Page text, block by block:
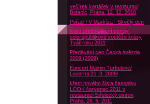
večírek kartářek v restauraci
Botanic, Praha, 12. 12. 2010
Pořad TV Markíza - Skvělý den
Iveta předsedkyní poroty
celorepublikové soutěže krásy
Tvář roku 2011
Předávání cen Česká hvězda
2009 (2009)
Koncert Maxim Turbulenc/
Lucerna 21. 3. 2009/
křest nového čísla časopisu
LOOK červenec 2011 v
restauraci Střelecký ostrov,
Praha, 26. 5. 2011